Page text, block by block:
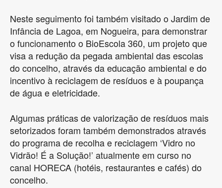
Neste seguimento foi também visitado o Jardim de
Infância de Lagoa, em Nogueira, para demonstrar
o funcionamento o BioEscola 360, um projeto que
visa a redução da pegada ambiental das escolas
do concelho, através da educação ambiental e do
incentivo à reciclagem de resíduos e à poupança
de água e eletricidade.
Algumas práticas de valorização de resíduos mais
setorizados foram também demonstrados através
do programa de recolha e reciclagem ‘Vidro no
Vidrão! É a Solução!’ atualmente em curso no
canal HORECA (hotéis, restaurantes e cafés) do
concelho.